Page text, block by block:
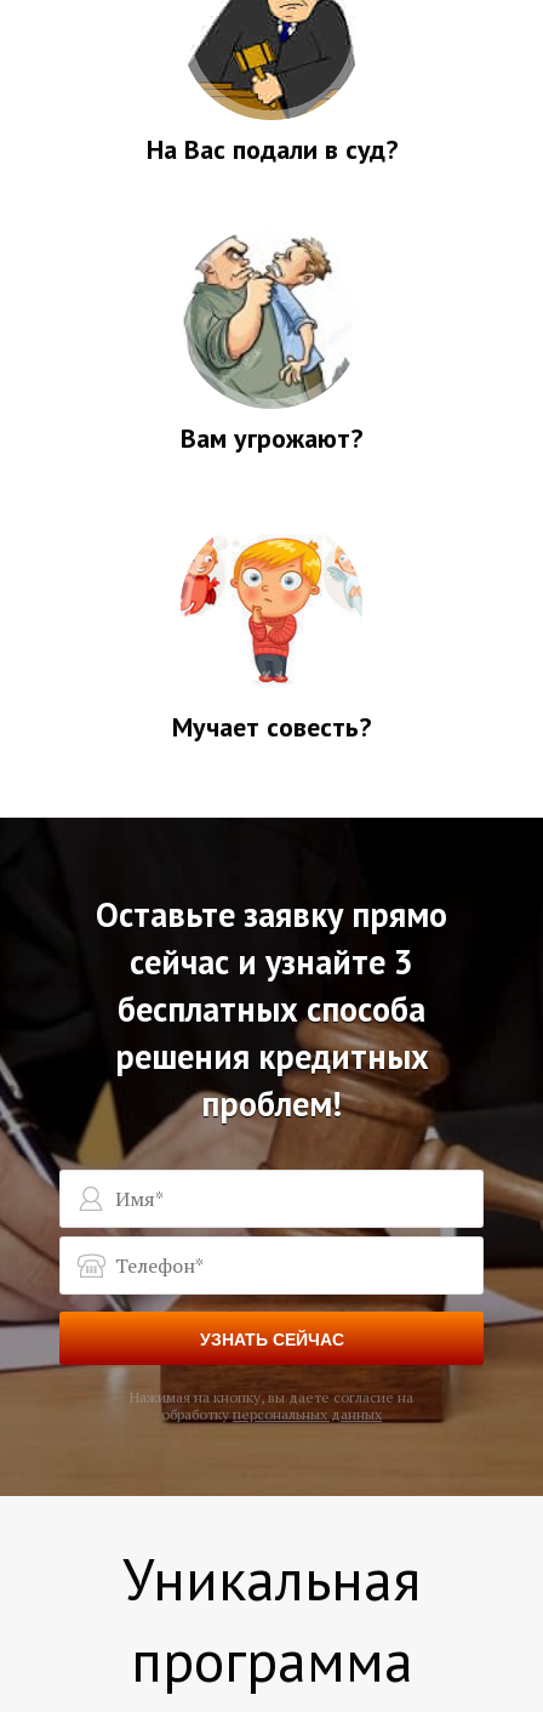
На Вас подали в суд?
Вам угрожают?
Мучает совесть?
Оставьте заявку прямо
сейчас и узнайте 3
бесплатных способа
решения кредитных
проблем!
УЗНАТЬ СЕЙЧАС
Нажимая на кнопку, вы даете согласие на
обработкуперсональных данных
Уникальная
программа